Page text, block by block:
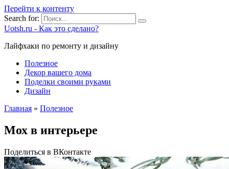
Перейти к контенту
Search for:
Uotsh.ru - Как это сделано?
Лайфхаки по ремонту и дизайну
Полезное
Декор вашего дома
Поделки своими руками
Дизайн
Главная » Полезное
Мох в интерьере
Поделиться в ВКонтакте